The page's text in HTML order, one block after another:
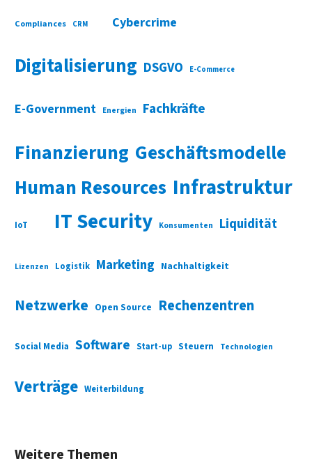
Compliances CRM Cybercrime
Digitalisierung DSGVO E-Commerce
E-Government Energien Fachkräfte
Finanzierung Geschäftsmodelle
Human Resources Infrastruktur
IoT IT Security Konsumenten Liquidität
Lizenzen Logistik Marketing Nachhaltigkeit
Netzwerke Open Source Rechenzentren
Social Media Software Start-up Steuern Technologien
Verträge Weiterbildung
Weitere Themen